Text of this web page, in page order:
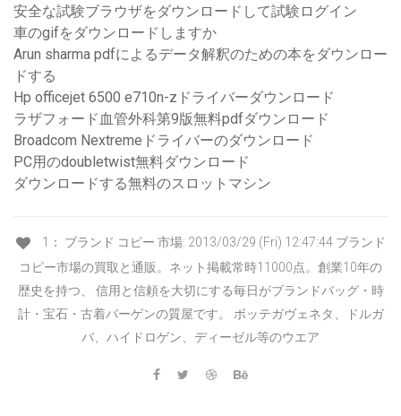
安全な試験ブラウザをダウンロードして試験ログイン
車のgifをダウンロードしますか
Arun sharma pdfによるデータ解釈のための本をダウンロー
ドする
Hp officejet 6500 e710n-zドライバーダウンロード
ラザフォード血管外科第9版無料pdfダウンロード
Broadcom Nextremeドライバーのダウンロード
PC用のdoubletwist無料ダウンロード
ダウンロードする無料のスロットマシン
1： ブランド コピー 市場: 2013/03/29 (Fri) 12:47:44 ブランド
コピー市場の買取と通販。ネット掲載常時11000点。創業10年の
歴史を持つ、 信用と信頼を大切にする毎日がブランドバッグ・時
計・宝石・古着バーゲンの質屋です。 ボッテガヴェネタ、ドルガ
バ、ハイドロゲン、ディーゼル等のウエア